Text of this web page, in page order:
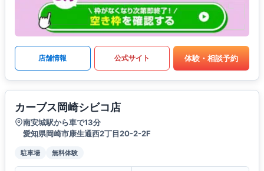
店舗情報 公式サイト 体験・相談予約
カーブス岡崎シビコ店
南安城駅から車で13分
愛知県岡崎市康生通西2丁目20-2-2F
駐車場 無料体験